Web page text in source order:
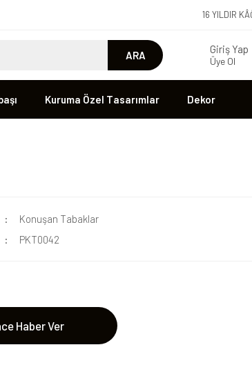
16 YILDIR
ARA Giriş Yap
Üye Ol
Kuruma Özel Tasarımlar Dekor
Konuşan Tabaklar
PKT0042
Haber Ver